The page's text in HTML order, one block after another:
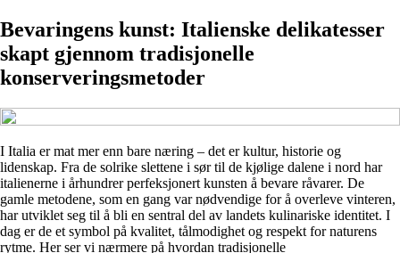
Bevaringens kunst: Italienske delikatesser
skapt gjennom tradisjonelle
konserveringsmetoder
I Italia er mat mer enn bare næring – det er kultur, historie og
lidenskap. Fra de solrike slettene i sør til de kjølige dalene i nord har
italienerne i århundrer perfeksjonert kunsten å bevare råvarer. De
gamle metodene, som en gang var nødvendige for å overleve vinteren,
har utviklet seg til å bli en sentral del av landets kulinariske identitet. I
dag er de et symbol på kvalitet, tålmodighet og respekt for naturens
rytme. Her ser vi nærmere på hvordan tradisjonelle